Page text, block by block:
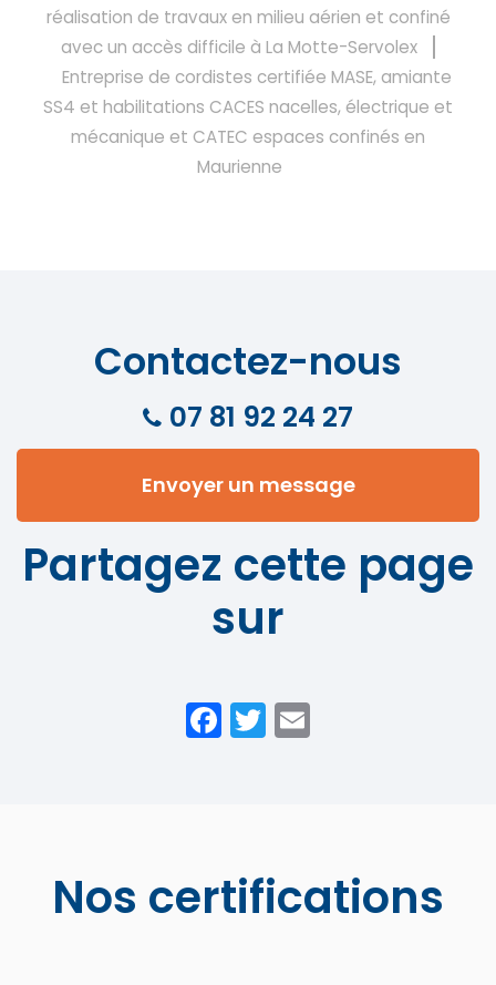
réalisation de travaux en milieu aérien et confiné
avec un accès difficile à La Motte-Servolex
Entreprise de cordistes certifiée MASE, amiante
SS4 et habilitations CACES nacelles, électrique et
mécanique et CATEC espaces confinés en
Maurienne
Contactez-nous
07 81 92 24 27
Envoyer un message
Partagez cette page
sur
Facebook
Twitter
Nos certifications